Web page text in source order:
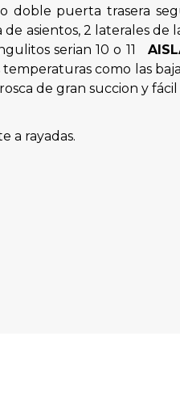
doble puerta trasera
asientos, 2 laterales
serian 10 o 11
temperaturas como las
de gran succion y
a rayadas.